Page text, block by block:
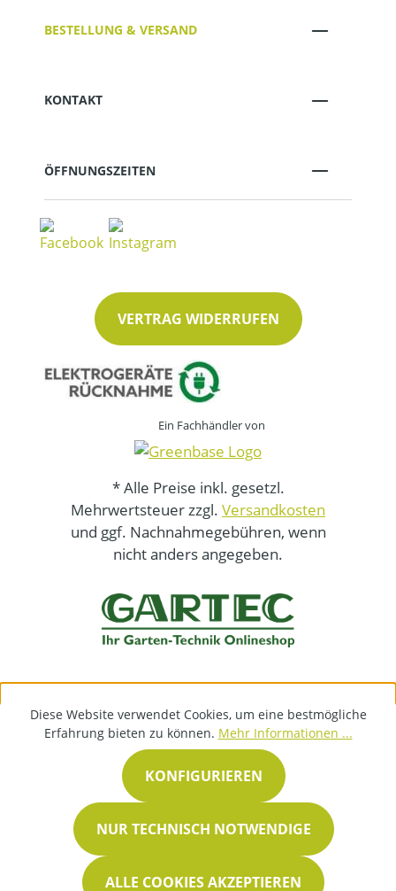
BESTELLUNG & VERSAND
KONTAKT
ÖFFNUNGSZEITEN
VERTRAG WIDERRUFEN
Ein Fachhändler von
* Alle Preise inkl. gesetzl.
Mehrwertsteuer zzgl. Versandkosten
und ggf. Nachnahmegebühren, wenn
nicht anders angegeben.
Diese Website verwendet Cookies, um eine bestmögliche
Erfahrung bieten zu können. Mehr Informationen ...
NUR TECHNISCH NOTWENDIGE
KONFIGURIEREN
ALLE COOKIES AKZEPTIEREN